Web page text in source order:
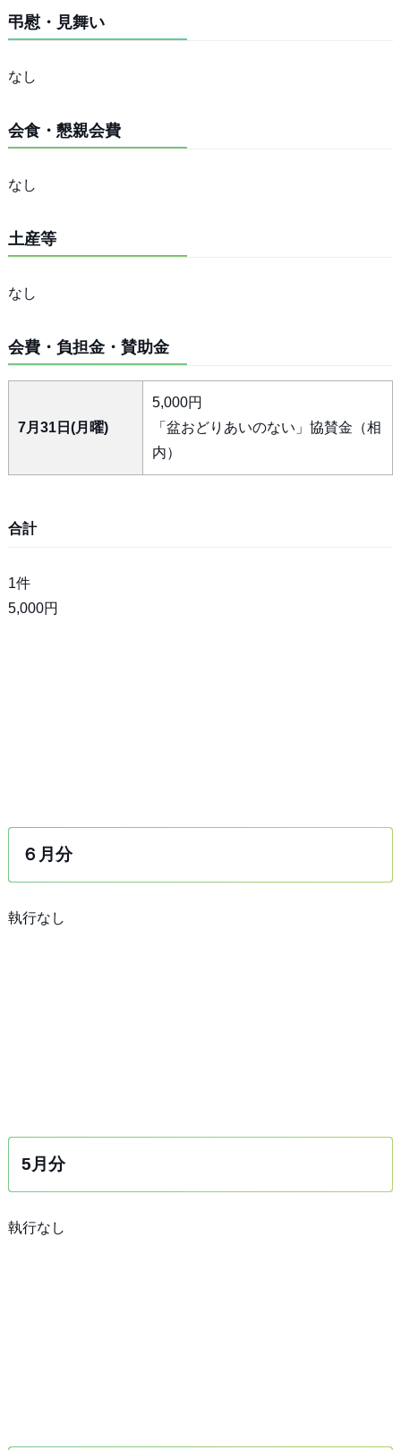
弔慰・見舞い
なし
会食・懇親会費
なし
土産等
なし
会費・負担金・賛助金
7月31日(月曜)
5,000円
「盆おどりあいのない」協賛金（相
内）
合計
1件
5,000円
６月分
執行なし
5月分
執行なし